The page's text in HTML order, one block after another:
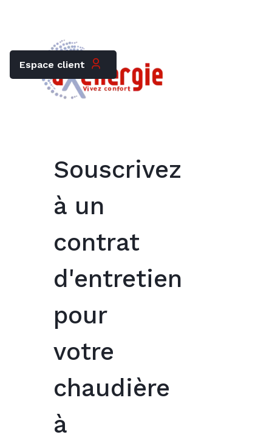
Espace client
Souscrivez
à un
contrat
d'entretien
pour
votre
chaudière
à